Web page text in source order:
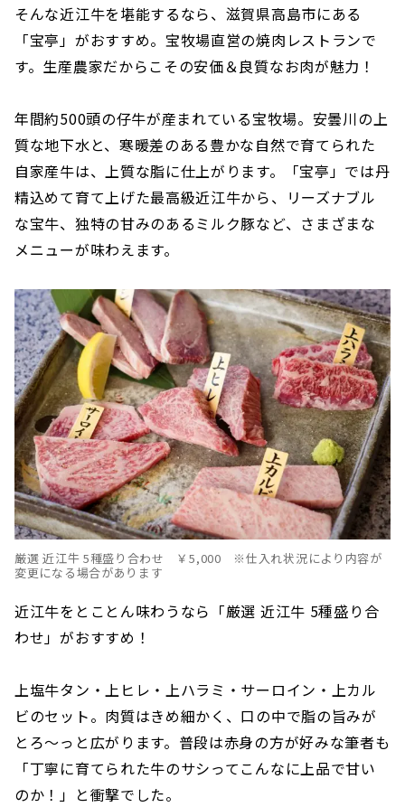
そんな近江牛を堪能するなら、滋賀県高島市にある
「宝亭」がおすすめ。宝牧場直営の焼肉レストランで
す。生産農家だからこその安価＆良質なお肉が魅力！
年間約500頭の仔牛が産まれている宝牧場。安曇川の上
質な地下水と、寒暖差のある豊かな自然で育てられた
自家産牛は、上質な脂に仕上がります。「宝亭」では丹
精込めて育て上げた最高級近江牛から、リーズナブル
な宝牛、独特の甘みのあるミルク豚など、さまざまな
メニューが味わえます。
厳選 近江牛 5種盛り合わせ ￥5,000 ※仕入れ状況により内容が
変更になる場合があります
近江牛をとことん味わうなら「厳選 近江牛 5種盛り合
わせ」がおすすめ！
上塩牛タン・上ヒレ・上ハラミ・サーロイン・上カル
ビのセット。肉質はきめ細かく、口の中で脂の旨みが
とろ〜っと広がります。普段は赤身の方が好みな筆者も
「丁寧に育てられた牛のサシってこんなに上品で甘い
のか！」と衝撃でした。